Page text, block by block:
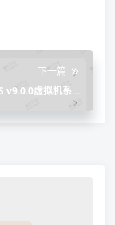
下一篇
v9.0.0虚拟机系统
rom定制版